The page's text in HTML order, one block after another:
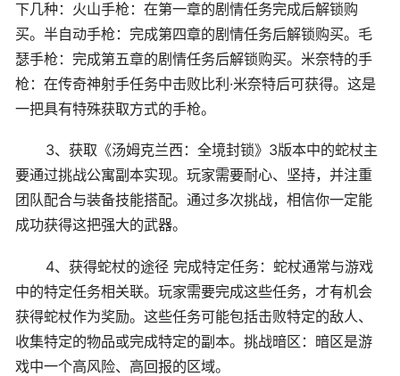
下几种：火山手枪：在第一章的剧情任务完成后解锁购
买。半自动手枪：完成第四章的剧情任务后解锁购买。毛
瑟手枪：完成第五章的剧情任务后解锁购买。米奈特的手
枪：在传奇神射手任务中击败比利·米奈特后可获得。这是
一把具有特殊获取方式的手枪。
3、获取《汤姆克兰西：全境封锁》3版本中的蛇杖主
要通过挑战公寓副本实现。玩家需要耐心、坚持，并注重
团队配合与装备技能搭配。通过多次挑战，相信你一定能
成功获得这把强大的武器。
4、获得蛇杖的途径 完成特定任务：蛇杖通常与游戏
中的特定任务相关联。玩家需要完成这些任务，才有机会
获得蛇杖作为奖励。这些任务可能包括击败特定的敌人、
收集特定的物品或完成特定的副本。挑战暗区：暗区是游
戏中一个高风险、高回报的区域。